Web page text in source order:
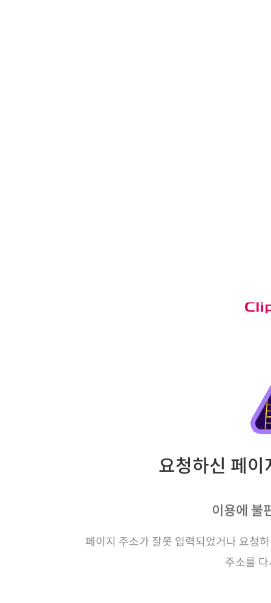
요청하신 페
이용에 불
페이지 주소가 잘못 입력되었거나 요청
주소를